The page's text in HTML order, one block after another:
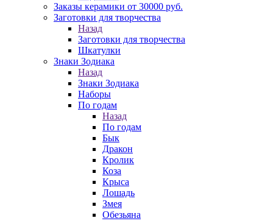
Заказы керамики от 30000 руб.
Заготовки для творчества
Назад
Заготовки для творчества
Шкатулки
Знаки Зодиака
Назад
Знаки Зодиака
Наборы
По годам
Назад
По годам
Бык
Дракон
Кролик
Коза
Крыса
Лошадь
Змея
Обезьяна